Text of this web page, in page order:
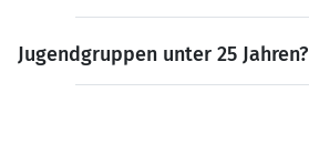
Jugendgruppen unter 25 Jahren?